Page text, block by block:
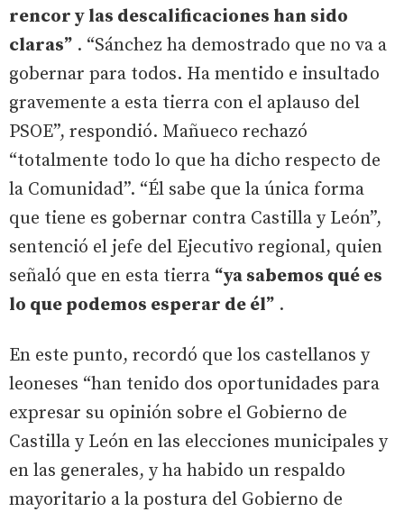
rencor y las descalificaciones han sido
claras” . “Sánchez ha demostrado que no va a
gobernar para todos. Ha mentido e insultado
gravemente a esta tierra con el aplauso del
PSOE”, respondió. Mañueco rechazó
“totalmente todo lo que ha dicho respecto de
la Comunidad”. “Él sabe que la única forma
que tiene es gobernar contra Castilla y León”,
sentenció el jefe del Ejecutivo regional, quien
señaló que en esta tierra “ya sabemos qué es
lo que podemos esperar de él” .
En este punto, recordó que los castellanos y
leoneses “han tenido dos oportunidades para
expresar su opinión sobre el Gobierno de
Castilla y León en las elecciones municipales y
en las generales, y ha habido un respaldo
mayoritario a la postura del Gobierno de